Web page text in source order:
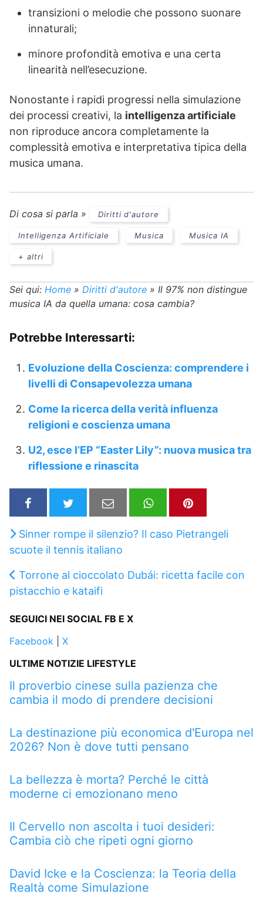
transizioni o melodie che possono suonare
innaturali;
minore profondità emotiva e una certa
linearità nell’esecuzione.
Nonostante i rapidi progressi nella simulazione
dei processi creativi, la intelligenza artificiale
non riproduce ancora completamente la
complessità emotiva e interpretativa tipica della
musica umana.
Di cosa si parla » Diritti d'autore
Intelligenza Artificiale Musica Musica IA
+ altri
Sei qui: Home » Diritti d'autore » Il 97% non distingue
musica IA da quella umana: cosa cambia?
Potrebbe Interessarti:
Evoluzione della Coscienza: comprendere i
livelli di Consapevolezza umana
Come la ricerca della verità influenza
religioni e coscienza umana
U2, esce l’EP “Easter Lily”: nuova musica tra
riflessione e rinascita
Sinner rompe il silenzio? Il caso Pietrangeli
scuote il tennis italiano
Torrone al cioccolato Dubái: ricetta facile con
pistacchio e kataifi
SEGUICI NEI SOCIAL FB E X
Facebook
X
ULTIME NOTIZIE LIFESTYLE
Il proverbio cinese sulla pazienza che
cambia il modo di prendere decisioni
La destinazione più economica d'Europa nel
2026? Non è dove tutti pensano
La bellezza è morta? Perché le città
moderne ci emozionano meno
Il Cervello non ascolta i tuoi desideri:
Cambia ciò che ripeti ogni giorno
David Icke e la Coscienza: la Teoria della
Realtà come Simulazione